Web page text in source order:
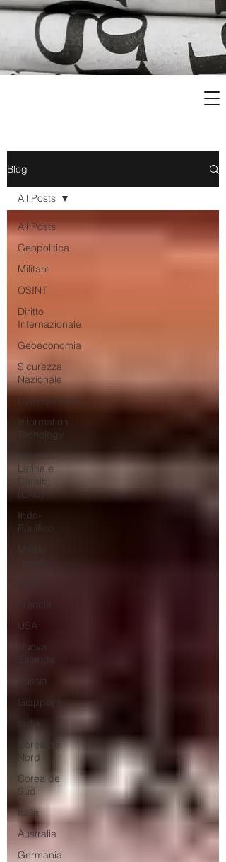
Blog
All Posts
Geopolitica
Militare
OSINT
Diritto
Internazionale
Geoeconomia
Sicurezza
Nazionale
CyberSecurity
Information
Tecnology
America-
Latina e
Caraibi
(LAC)
Indo-
Pacifico
Francia
USA
Nuova
Zelanda
Russia
Giappone
India
Corea del
Nord
Corea del
Sud
Italia
Australia
Germania
All Posts